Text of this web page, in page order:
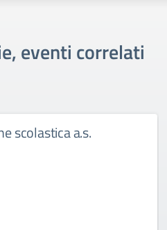
eventi correlati
scolastica a.s.